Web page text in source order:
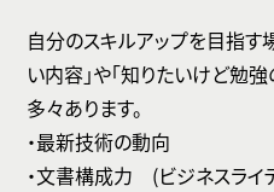
自分のスキルアップを目指す
い内容」や「知りたいけど勉
多々あります。
・最新技術の動向
・文書構成力 (ビジネスライ